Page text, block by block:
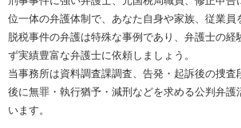
位一体の弁護体制で、あなた自身や家族、従業員
脱税事件の弁護は特殊な事例であり、弁護士の経
ず実績豊富な弁護士に依頼しましょう。
当事務所は資料調査課調査、告発・起訴後の捜査
後に無罪・執行猶予・減刑などを求める公判弁護
います。